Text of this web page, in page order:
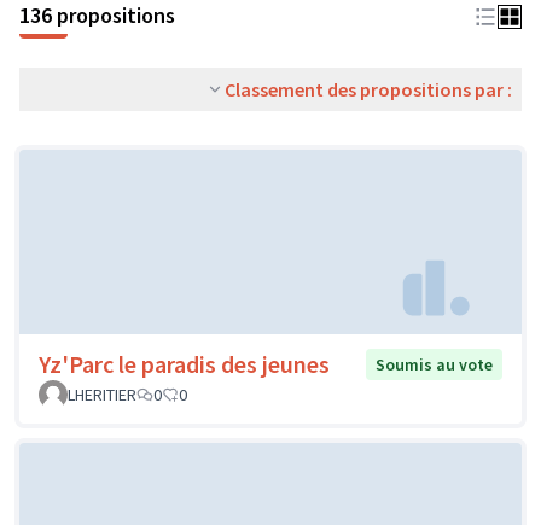
136 propositions
Classement des propositions par :
Yz'Parc le paradis des jeunes
Soumis au vote
LHERITIER
0 0